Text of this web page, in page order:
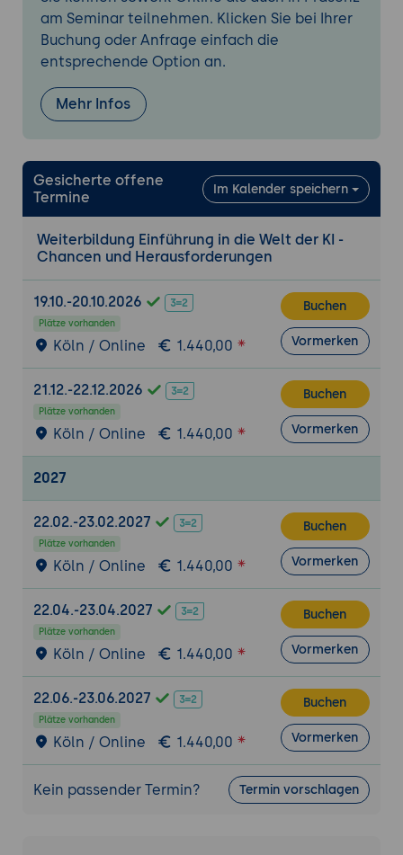
Entwicklungen
Ethische und gesellschaftliche Aspekte
Verantwortungsvoller Umgang mit KI
Rechtliche Rahmenbedingungen und
Regulierungen
Vertrauen
Praktische Beispiele und Fallstudien
Erfolgreiche Implementierungen von KI in
Unternehmen
Analyse von Fehlentwicklungen und
am Seminar teilnehmen. Klicken Sie bei Ihrer
Buchung oder Anfrage einfach die
entsprechende Option an.
Mehr Infos
Gesicherte offene
Termine
Im Kalender speichern
Weiterbildung Einführung in die Welt der KI -
Chancen und Herausforderungen
19.10.-20.10.2026
Plätze vorhanden
Köln / Online 1.440,00
Buchen
Vormerken
21.12.-22.12.2026
Plätze vorhanden
Köln / Online 1.440,00
Buchen
Vormerken
2027
22.02.-23.02.2027
Plätze vorhanden
Köln / Online 1.440,00
Buchen
Vormerken
22.04.-23.04.2027
Plätze vorhanden
Köln / Online 1.440,00
Buchen
Vormerken
22.06.-23.06.2027
Plätze vorhanden
Köln / Online 1.440,00
Buchen
Vormerken
Kein passender Termin? Termin vorschlagen